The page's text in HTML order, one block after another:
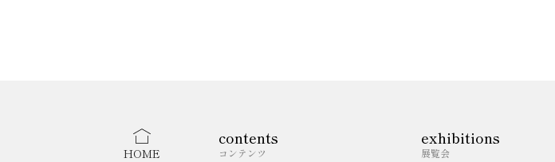
HOME
contents
コンテンツ
exhibitions
展覧会